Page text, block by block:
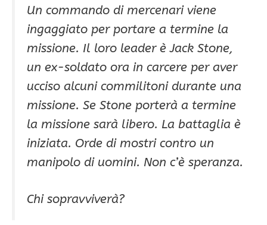
Un commando di mercenari viene
ingaggiato per portare a termine la
missione. Il loro leader è Jack Stone,
un ex-soldato ora in carcere per aver
ucciso alcuni commilitoni durante una
missione. Se Stone porterà a termine
la missione sarà libero. La battaglia è
iniziata. Orde di mostri contro un
manipolo di uomini. Non c’è speranza.
Chi sopravviverà?